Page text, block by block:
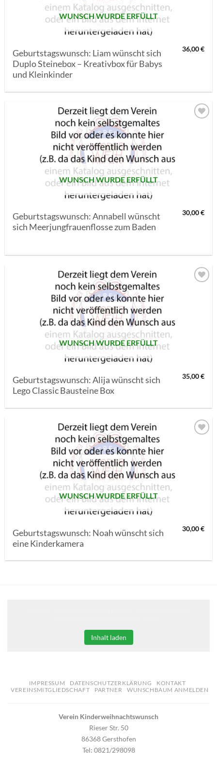
WUNSCH WURDE ERFÜLLT
Geburtstagswunsch: Liam wünscht sich
Duplo Steinebox – Kreativbox für Babys
und Kleinkinder
36,00€
WUNSCH WURDE ERFÜLLT
Geburtstagswunsch: Annabell wünscht
sich Meerjungfrauenflosse zum Baden
30,00€
WUNSCH WURDE ERFÜLLT
Geburtstagswunsch: Alija wünscht sich
Lego Classic Bausteine Box
35,00€
WUNSCH WURDE ERFÜLLT
Geburtstagswunsch: Noah wünscht sich
eine Kinderkamera
30,00€
Inhalt laden
IMPRESSUM DATENSCHUTZERKLÄRUNG
KONTAKT
VEREINSMITGLIEDSCHAFT
PARTNER WUNSCHBAUM ANMELDEN
Verein Kinderweihnachtswunsch
Rieser Str. 50
86368 Gersthofen
Tel: 0821/298098